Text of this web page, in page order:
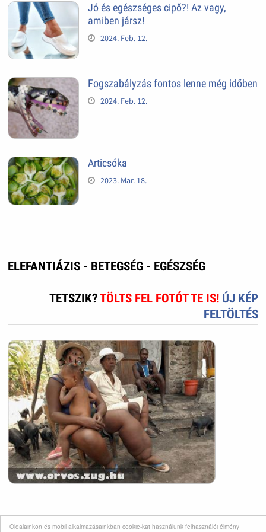
Oldalainkon és mobil alkalmazásainkban cookie-kat használunk felhasználói élmény
Jó és egészséges cipő?! Az vagy,
amiben jársz!
2024. Feb. 12.
Fogszabályzás fontos lenne még időben
2024. Feb. 12.
Articsóka
2023. Mar. 18.
ELEFANTIÁZIS - BETEGSÉG - EGÉSZSÉG
TETSZIK?TÖLTS FEL FOTÓT TE IS! ÚJ KÉP
FELTÖLTÉS